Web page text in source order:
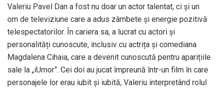
Valeriu Pavel Dan a fost nu doar un actor talentat, ci și un
om de televiziune care a adus zâmbete și energie pozitivă
telespectatorilor. În cariera sa, a lucrat cu actori și
personalități cunoscute, inclusiv cu actrița și comediana
Magdalena Cihaia, care a devenit cunoscută pentru aparițiile
sale la „iUmor”. Cei doi au jucat împreună într-un film în care
personajele lor erau iubit și iubită, Valeriu interpretând rolul